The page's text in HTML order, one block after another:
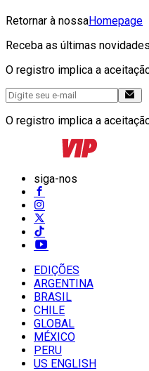
Retornar à nossaHomepage
Receba as últimas
O registro implica a
O registro implica a
siga-nos
EDIÇÕES
ARGENTINA
BRASIL
CHILE
GLOBAL
MÉXICO
PERU
US ENGLISH